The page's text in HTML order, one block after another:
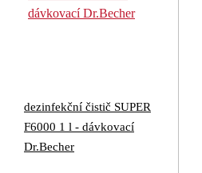
dezinfekční čistič SUPER
F6000 1 l - dávkovací
Dr.Becher